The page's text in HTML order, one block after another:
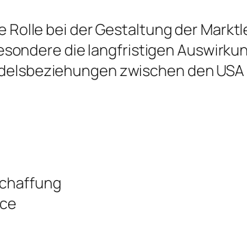
bei der Gestaltung der
die langfristigen
zwischen den